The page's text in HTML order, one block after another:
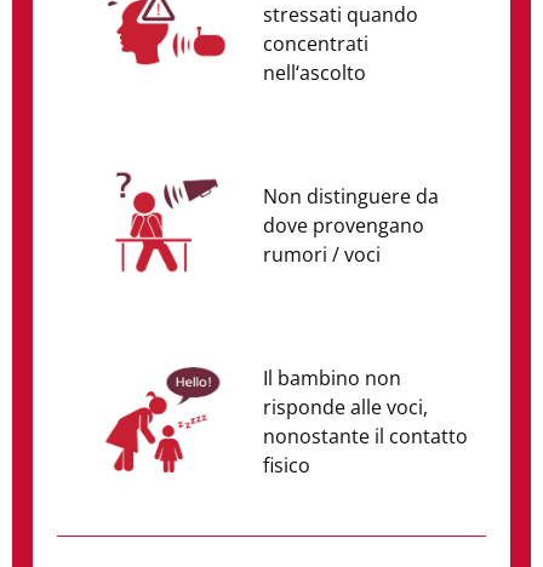
stressati quando
concentrati
nell‘ascolto
Non distinguere da
dove provengano
rumori / voci
Il bambino non
risponde alle voci,
nonostante il contatto
fisico